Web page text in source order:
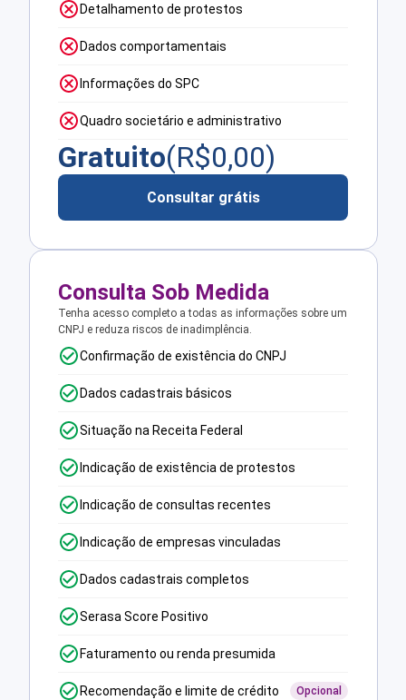
Detalhamento de protestos
Dados comportamentais
Informações do SPC
Quadro societário e administrativo
Gratuito(R$0,00)
Consultar grátis
Consulta Sob Medida
Tenha acesso completo a todas as informações sobre um
CNPJ e reduza riscos de inadimplência.
Confirmação de existência do CNPJ
Dados cadastrais básicos
Situação na Receita Federal
Indicação de existência de protestos
Indicação de consultas recentes
Indicação de empresas vinculadas
Dados cadastrais completos
Serasa Score Positivo
Faturamento ou renda presumida
Recomendação e limite de crédito Opcional